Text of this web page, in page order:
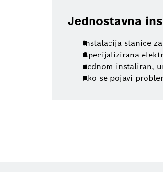
Jednostavna
Instalacija stanice
Specijalizirana
Jednom instaliran,
Ako se pojavi